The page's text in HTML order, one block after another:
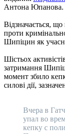
Антона Юпанова.
Відзначається,
проти
Шипіцин як
Шістьох
затримання
момент збило
силові дії,
Вчера в
упал во
кепку с